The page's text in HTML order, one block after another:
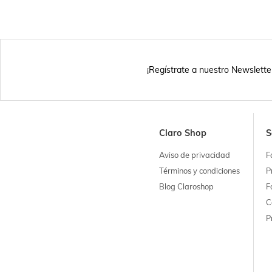
¡Regístrate a nuestro
Claro Shop
Aviso de privacidad
Términos y condiciones
Blog Claroshop